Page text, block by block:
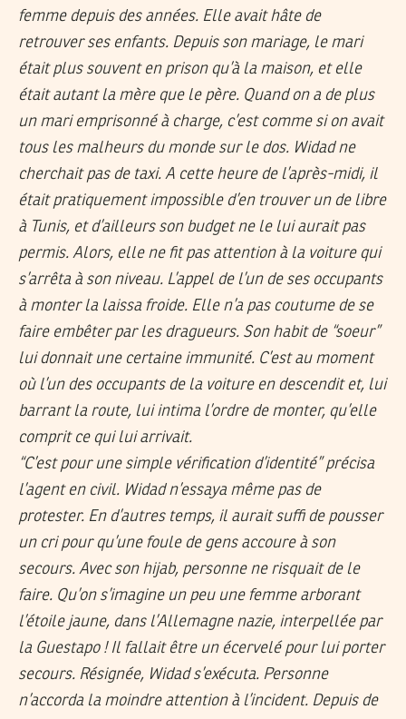
femme depuis des années. Elle avait hâte de
retrouver ses enfants. Depuis son mariage, le mari
était plus souvent en prison qu’à la maison, et elle
était autant la mère que le père. Quand on a de plus
un mari emprisonné à charge, c’est comme si on avait
tous les malheurs du monde sur le dos. Widad ne
cherchait pas de taxi. A cette heure de l’après-midi, il
était pratiquement impossible d’en trouver un de libre
à Tunis, et d’ailleurs son budget ne le lui aurait pas
permis. Alors, elle ne fit pas attention à la voiture qui
s’arrêta à son niveau. L’appel de l’un de ses occupants
à monter la laissa froide. Elle n’a pas coutume de se
faire embêter par les dragueurs. Son habit de “soeur”
lui donnait une certaine immunité. C’est au moment
où l’un des occupants de la voiture en descendit et, lui
barrant la route, lui intima l’ordre de monter, qu’elle
comprit ce qui lui arrivait.
“C’est pour une simple vérification d’identité” précisa
l’agent en civil. Widad n’essaya même pas de
protester. En d’autres temps, il aurait suffi de pousser
un cri pour qu’une foule de gens accoure à son
secours. Avec son hijab, personne ne risquait de le
faire. Qu’on s’imagine un peu une femme arborant
l’étoile jaune, dans l’Allemagne nazie, interpellée par
la Guestapo ! Il fallait être un écervelé pour lui porter
secours. Résignée, Widad s’exécuta. Personne
n’accorda la moindre attention à l’incident. Depuis de